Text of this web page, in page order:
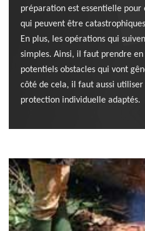
préparation est essentielle pour
qui peuvent être
En plus, les opérations qui
simples. Ainsi, il faut prendre
potentiels obstacles qui vont
côté de cela, il faut aussi
protection individuelle adaptés.